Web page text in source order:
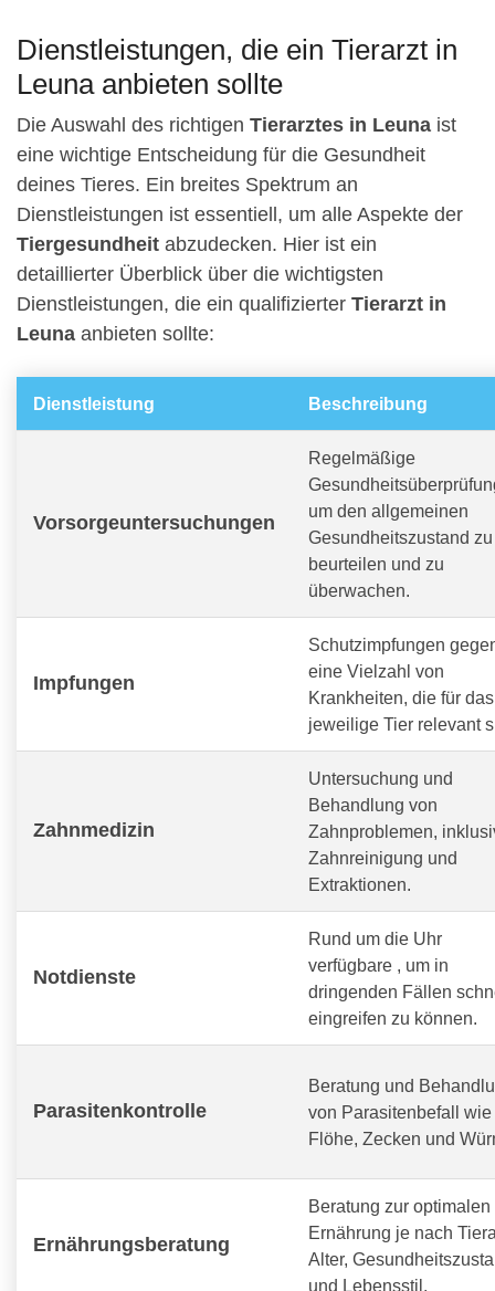
Dienstleistungen, die ein Tierarzt in
Leuna anbieten sollte
Die Auswahl des richtigen Tierarztes in Leuna ist
eine wichtige Entscheidung für die Gesundheit
deines Tieres. Ein breites Spektrum an
Dienstleistungen ist essentiell, um alle Aspekte der
Tiergesundheit abzudecken. Hier ist ein
detaillierter Überblick über die wichtigsten
Dienstleistungen, die ein qualifizierter Tierarzt in
Leuna anbieten sollte:
Dienstleistung Beschreibung
Vorsorgeuntersuchungen
Regelmäßige
um den allgemeinen
Gesundheitszustand zu
beurteilen und zu
überwachen.
Impfungen
Schutzimpfungen
eine Vielzahl von
Krankheiten, die für das
jeweilige Tier relevant
Zahnmedizin
Untersuchung und
Behandlung von
Zahnproblemen,
Zahnreinigung und
Extraktionen.
Notdienste
Rund um die Uhr
verfügbare , um in
dringenden Fällen
eingreifen zu können.
Parasitenkontrolle
Beratung und
von Parasitenbefall wie
Flöhe, Zecken und
Ernährungsberatung
Beratung zur optimalen
Ernährung je nach
Alter,
und Lebensstil.